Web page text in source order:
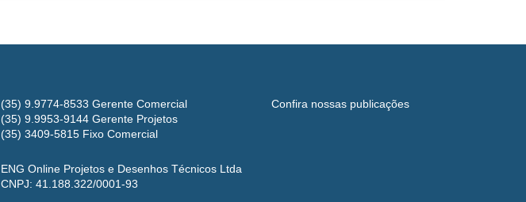
(35) 9.9774-8533 Gerente Comercial
(35) 9.9953-9144 Gerente Projetos
(35) 3409-5815 Fixo Comercial
ENG Online Projetos e Desenhos Técnicos Ltda
CNPJ: 41.188.322/0001-93
Confira nossas publicações